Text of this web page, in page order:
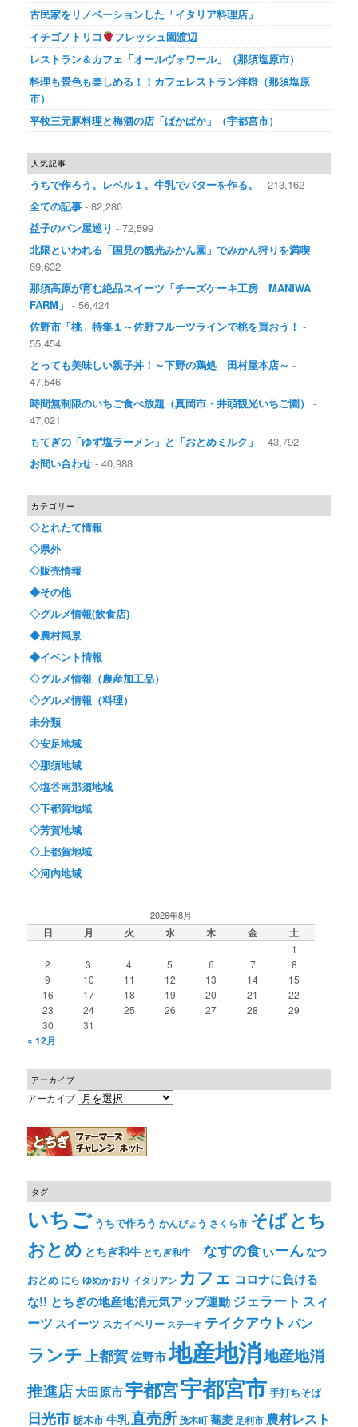
古民家をリノベーションした「イタリア料理店」
イチゴノトリコ
フレッシュ園渡辺
レストラン＆カフェ「オールヴォワール」（那須塩原市）
料理も景色も楽しめる！！カフェレストラン洋燈（那須塩原
市）
平牧三元豚料理と梅酒の店「ぱかぱか」（宇都宮市）
人気記事
うちで作ろう。レベル１。牛乳でバターを作る。
- 213,162
全ての記事 - 82,280
益子のパン屋巡り - 72,599
北限といわれる「国見の観光みかん園」でみかん狩りを満喫 -
69,632
那須高原が育む絶品スイーツ「チーズケーキ工房 MANIWA
FARM」 - 56,424
佐野市「桃」特集１～佐野フルーツラインで桃を買おう！ -
55,454
とっても美味しい親子丼！～下野の鶏処 田村屋本店～ -
47,546
時間無制限のいちご食べ放題（真岡市・井頭観光いちご園）
-
47,021
もてぎの「ゆず塩ラーメン」と「おとめミルク」 - 43,792
お問い合わせ - 40,988
カテゴリー
◇とれたて情報
◇県外
◇販売情報
◆その他
◇グルメ情報(飲食店)
◆農村風景
◆イベント情報
◇グルメ情報（農産加工品）
◇グルメ情報（料理）
未分類
◇安足地域
◇那須地域
◇塩谷南那須地域
◇下都賀地域
◇芳賀地域
◇上都賀地域
◇河内地域
2026年8月
日 月 火 水 木 金 土
1
2
3 4 5 6 7
8
9
10 11 12 13 14
15
16
17 18 19 20 21
22
23
24 25 26 27 28
29
30
31
« 12月
アーカイブ
アーカイブ
タグ
いちご うちで作ろう かんぴょう さくら市 そばとち
おとめ とちぎ和牛 とちぎ和牛 なすの食ぃーんなつ
おとめ にら ゆめかおり イタリアン カフェ コロナに負ける
な!! とちぎの地産地消元気アップ運動ジェラート スィ
ーツ スイーツ スカイベリー ステーキ テイクアウト パン
ランチ上都賀佐野市地産地消地産地消
推進店大田原市宇都宮宇都宮市手打ちそば
日光市栃木市牛乳直売所 茂木町蕎麦 足利市 農村レスト